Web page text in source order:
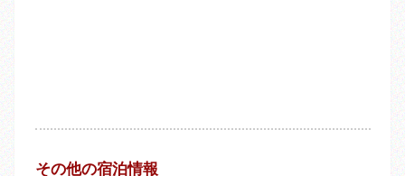
その他の宿泊情報